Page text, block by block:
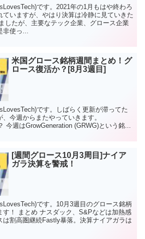
です。2021年の1月もはや終わろ
ていますが、やはり決算は冷静に見ていきた
したが、主要なテック企業、グロース企業
使っ...
米国グロース銘柄週間まとめ！グ
ロース復活か？[8月3週目]
です。しばらく更新が滞ってた
今週からまたやっていきます。
今週はGrowGeneration (GRWG)という銘...
[週間グロース10月3周目]ナイア
ガラ決算を警戒！
です。10月3週目のグロース銘柄
す！ まとめ ナスダック、S&Pなどは加熱感
は割高圏継続Fastly暴落。決算ナイアガラは